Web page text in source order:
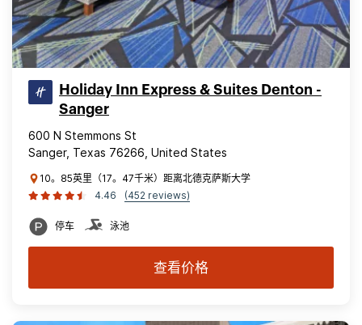
Holiday Inn Express & Suites Denton -
Sanger
600 N Stemmons St
Sanger, Texas 76266, United States
10。85英里（17。47千米）距离北德克萨斯大学
4.46
(452 reviews)
停车 泳池
查看价格